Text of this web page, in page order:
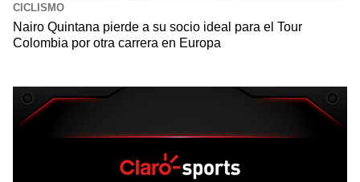
CICLISMO
Nairo Quintana pierde a su socio ideal para el Tour
Colombia por otra carrera en Europa